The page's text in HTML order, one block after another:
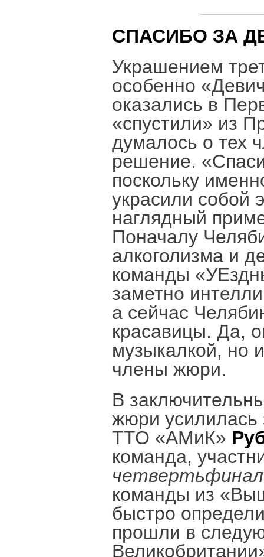
СПАСИБО ЗА
Украшением
особенно
оказались в
«спустили» из
думалось о тех
решение.
поскольку
украсили собой
наглядный
Поначалу
алкоголизма и
команды
заметно
а сейчас
красавицы. Да,
музыкалкой, но
члены жюри.
В
жюри усилилась
ТТО «АМиК»
команда,
команды из
быстро
прошли в